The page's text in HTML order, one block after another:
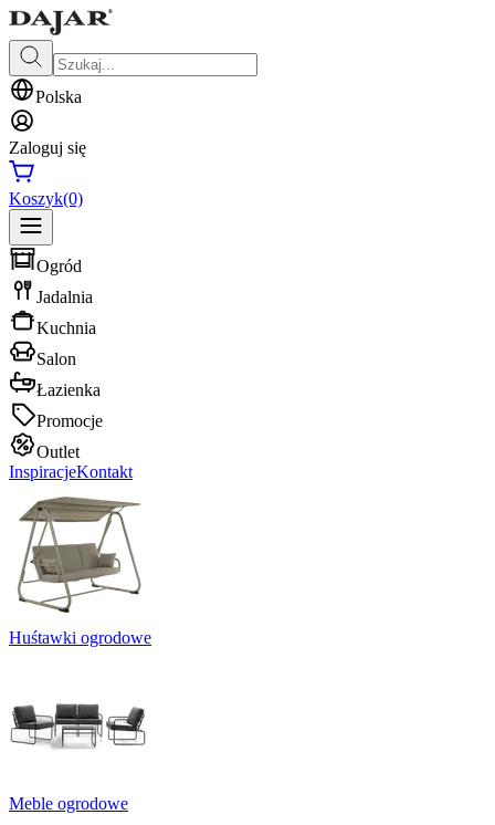
Polska
Zaloguj się
Koszyk(0)
Ogród
Jadalnia
Kuchnia
Salon
Łazienka
Promocje
Outlet
InspiracjeKontakt
Huśtawki ogrodowe
Meble ogrodowe